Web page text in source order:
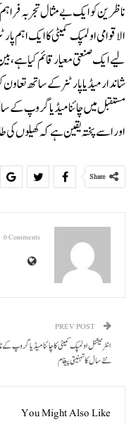
ناظرین کو ایک بے مثال تجربہ
الاقوامی اولمپک کمیٹی کا ایک اہم
لیے ایک صنعتی معیار قائم کیا ہے،
شاندار میڈیا پارٹنر کے ساتھ
مستقبل میں چائنا میڈیا گروپ کے
اور اسے پختہ یقین ہے کہ کھیلوں کی
Share
0 Comments
انٹرنیشنل اولمپک کمیٹی کا چائنا میڈیا گروپ کے
نئے سال کا تہنیتی پیغام
You Might Also Like